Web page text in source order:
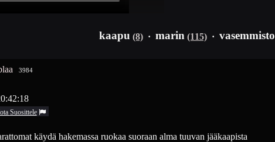
kaapu (8) · marin (115) · vasemmisto
3984
Suosittele
käydä hakemassa ruokaa suoraan alma tuuvan jääkaapista